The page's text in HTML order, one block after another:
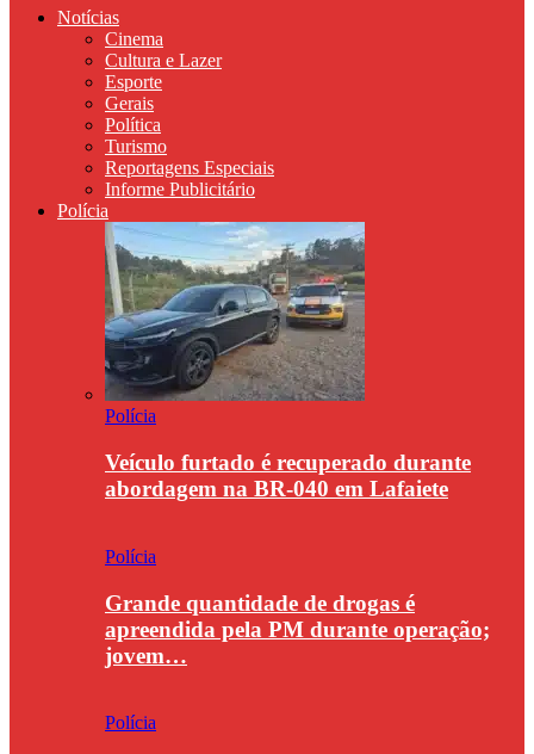
Notícias
Cinema
Cultura e Lazer
Esporte
Gerais
Política
Turismo
Reportagens Especiais
Informe Publicitário
Polícia
Polícia
Veículo furtado é recuperado durante
abordagem na BR-040 em Lafaiete
Polícia
Grande quantidade de drogas é
apreendida pela PM durante operação;
jovem…
Polícia